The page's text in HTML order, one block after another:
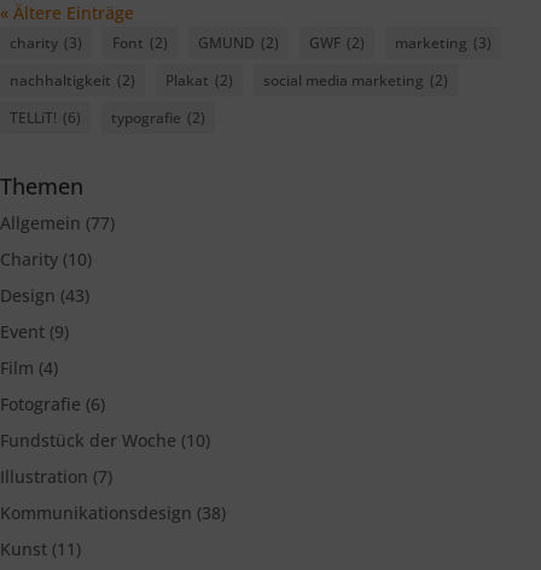
« Ältere Einträge
charity (3) Font (2) GMUND (2) GWF (2) marketing (3)
nachhaltigkeit (2) Plakat (2) social media marketing (2)
TELLiT! (6) typografie (2)
Themen
Allgemein (77)
Charity (10)
Design (43)
Event (9)
Film (4)
Fotografie (6)
Fundstück der Woche (10)
Illustration (7)
Kommunikationsdesign (38)
Kunst (11)